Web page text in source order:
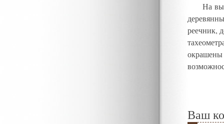
На
реечник,
окрашены
Ваш